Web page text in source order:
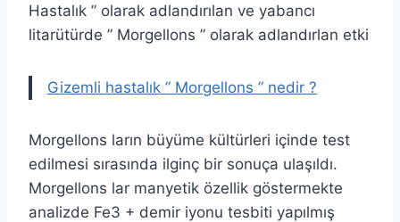
Hastalık ” olarak adlandırılan ve yabancı
litarütürde ” Morgellons ” olarak adlandırlan etki
Gizemli hastalık ” Morgellons ” nedir ?
Morgellons ların büyüme kültürleri içinde test
edilmesi sırasında ilginç bir sonuça ulaşıldı.
Morgellons lar manyetik özellik göstermekte
analizde Fe3 + demir iyonu tesbiti yapılmış